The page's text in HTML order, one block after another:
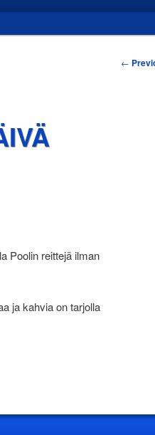
←
Poolin reittejä ilman
ja kahvia on tarjolla